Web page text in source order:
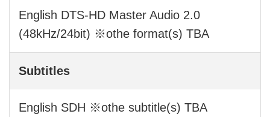
English DTS-HD Master Audio 2.0
(48kHz/24bit) ※othe format(s) TBA
Subtitles
English SDH ※othe subtitle(s) TBA